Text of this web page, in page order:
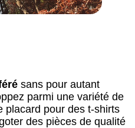
sans pour autant
parmi une variété de
placard pour des t-shirts
des pièces de qualité